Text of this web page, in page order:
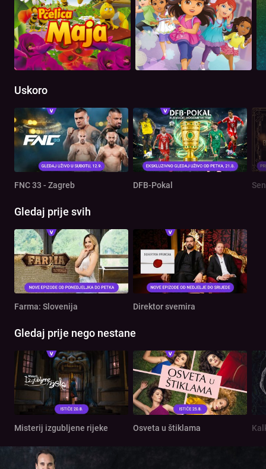
Uskoro
FNC 33 - Zagreb DFB-Pokal
Gledaj prije svih
Farma: Slovenija Direktor svemira
Gledaj prije nego nestane
Misterij izgubljene rijeke Osveta u štiklama